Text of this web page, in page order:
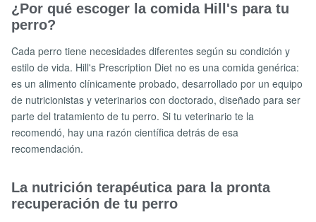
¿Por qué escoger la comida Hill's para tu
perro?
Cada perro tiene necesidades diferentes según su condición y
estilo de vida. Hill's Prescription Diet no es una comida genérica:
es un alimento clínicamente probado, desarrollado por un equipo
de nutricionistas y veterinarios con doctorado, diseñado para ser
parte del tratamiento de tu perro. Si tu veterinario te la
recomendó, hay una razón científica detrás de esa
recomendación.
La nutrición terapéutica para la pronta
recuperación de tu perro